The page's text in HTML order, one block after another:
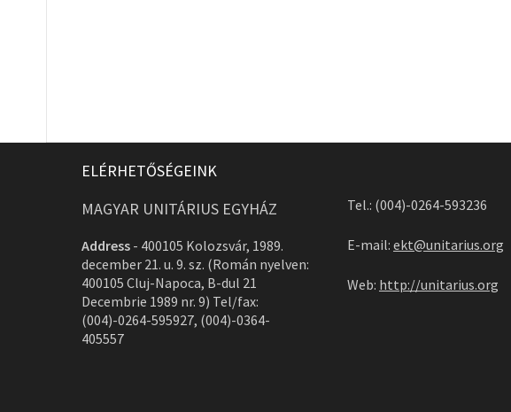
ELÉRHETŐSÉGEINK
MAGYAR UNITÁRIUS EGYHÁZ
Address - 400105 Kolozsvár, 1989.
december 21. u. 9. sz. (Román nyelven:
400105 Cluj-Napoca, B-dul 21
Decembrie 1989 nr. 9) Tel/fax:
(004)-0264-595927, (004)-0364-
405557
Tel.: (004)-0264-593236
E-mail: ekt@unitarius.org
Web: http://unitarius.org